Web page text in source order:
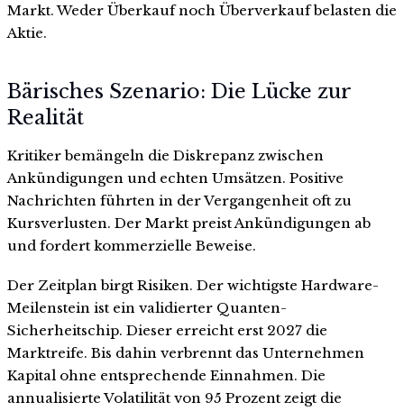
Markt. Weder Überkauf noch Überverkauf belasten die
Aktie.
Bärisches Szenario: Die Lücke zur
Realität
Kritiker bemängeln die Diskrepanz zwischen
Ankündigungen und echten Umsätzen. Positive
Nachrichten führten in der Vergangenheit oft zu
Kursverlusten. Der Markt preist Ankündigungen ab
und fordert kommerzielle Beweise.
Der Zeitplan birgt Risiken. Der wichtigste Hardware-
Meilenstein ist ein validierter Quanten-
Sicherheitschip. Dieser erreicht erst 2027 die
Marktreife. Bis dahin verbrennt das Unternehmen
Kapital ohne entsprechende Einnahmen. Die
annualisierte Volatilität von 95 Prozent zeigt die